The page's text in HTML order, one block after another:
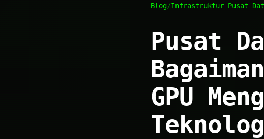
Blog/Infrastruktur Pusat
Pusat
GPU